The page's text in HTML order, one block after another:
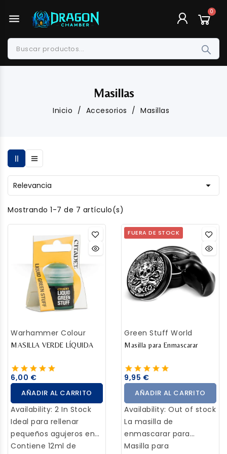
menu
Masillas
Inicio Accesorios Masillas
Relevancia 
Mostrando 1-7 de 7 artículo(s)
Warhammer Colour
MASILLA VERDE LÍQUIDA
6,00 €
AÑADIR AL CARRITO
Availability: 2 In Stock
Ideal para rellenar
pequeños agujeros en
las miniaturas, la Masilla
Contiene 12ml de
FUERA DE STOCK
Green Stuff World
Masilla para Enmascarar
9,95 €
AÑADIR AL CARRITO
Availability: Out of stock
La masilla de
enmascarar para
aerógrafo o masking
Masilla para